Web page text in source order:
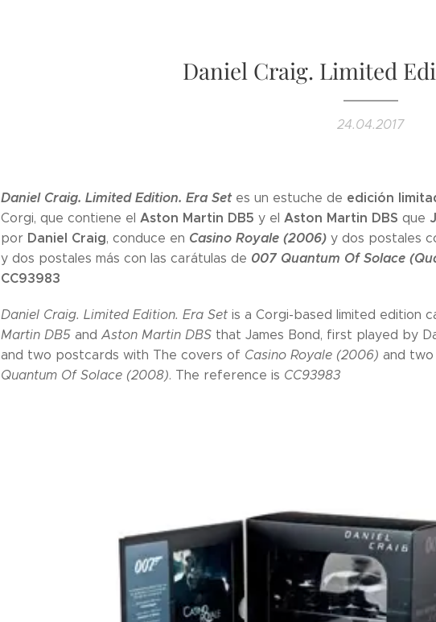
Daniel Craig. Limited
24.04.2017
Daniel Craig. Limited Edition. Era Setes un estuche de edición
Corgi, que contiene el Aston Martin DB5 y el Aston Martin DBS que
por Daniel Craig, conduce en Casino Royale (2006) y dos postales
y dos postales más con las carátulas de 007 Quantum Of Solace
CC93983
Daniel Craig. Limited Edition. Era Set is a Corgi-based limited edition
Martin DB5 and Aston Martin DBS that James Bond, first played by
and two postcards with The covers of Casino Royale (2006) and
Quantum Of Solace (2008). The reference is CC93983